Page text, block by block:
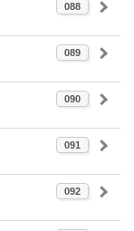
088
089
090
091
092